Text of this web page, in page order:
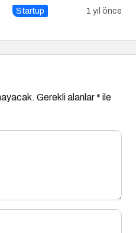
Nasıl Uygulanır?
Startup 1 yıl önce
Gerekli alanlar* ile